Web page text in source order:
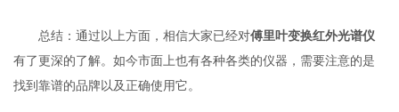
总结：通过以上方面，相信大家已经对傅里叶变换红外光谱仪
有了更深的了解。如今市面上也有各种各类的仪器，需要注意的是
找到靠谱的品牌以及正确使用它。